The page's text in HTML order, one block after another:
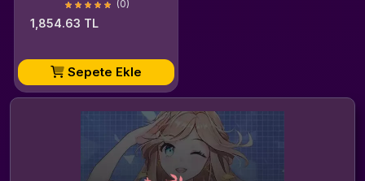
(0)
1,854.63 TL
Sepete Ekle